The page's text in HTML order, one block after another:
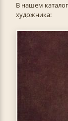
В нашем
художника: